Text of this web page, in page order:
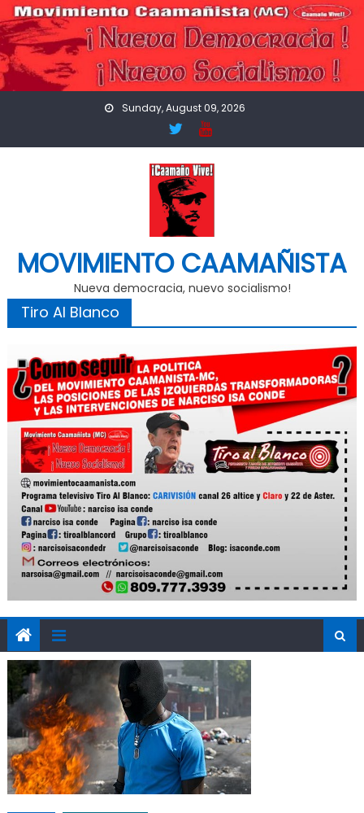
Skip
to
content
Sunday, August 09, 2026
MOVIMIENTO CAAMAÑISTA
Nueva democracia, nuevo socialismo!
Tiro Al Blanco